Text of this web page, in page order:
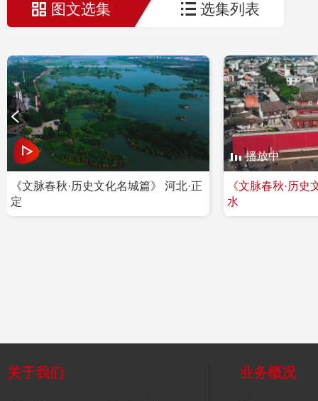
图文选集 选集列表
《文脉春秋·历史文化名城篇》 河北·正
定
播放中
《文脉春秋·历史
水
关于我们 业务概况